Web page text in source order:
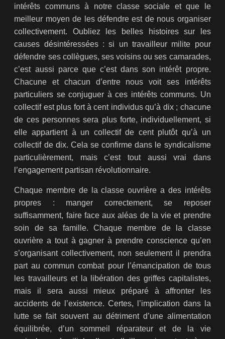
intérêts communs à notre classe sociale et que le
meilleur moyen de les défendre est de nous organiser
collectivement. Oubliez les belles histoires sur les
causes désintéressées : si un travailleur milite pour
défendre ses collègues, ses voisins ou ses camarades,
c’est aussi parce que c’est dans son intérêt propre.
Chacune et chacun d’entre nous voit ses intérêts
particuliers se conjuguer à ces intérêts communs. Un
collectif est plus fort à cent individus qu’à dix ; chacune
de ces personnes sera plus forte, individuellement, si
elle appartient à un collectif de cent plutôt qu’à un
collectif de dix. Cela se confirme dans le syndicalisme
particulièrement, mais c’est tout aussi vrai dans
l’engagement partisan révolutionnaire.
Chaque membre de la classe ouvrière a des intérêts
propres : manger correctement, se reposer
suffisamment, faire face aux aléas de la vie et prendre
soin de sa famille. Chaque membre de la classe
ouvrière a tout à gagner à prendre conscience qu’en
s’organisant collectivement, non seulement il prendra
part au commun combat pour l’émancipation de tous
les travailleurs et la libération des griffes capitalistes,
mais il sera aussi mieux préparé à affronter les
accidents de l’existence. Certes, l’implication dans la
lutte se fait souvent au détriment d’une alimentation
équilibrée, d’un sommeil réparateur et de la vie